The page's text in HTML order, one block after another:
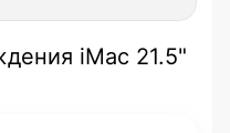
iMac 21.5"